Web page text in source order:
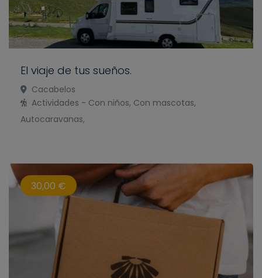
El viaje de tus sueños.
Cacabelos
Actividades - Con niños, Con mascotas,
Autocaravanas,
30,00 €